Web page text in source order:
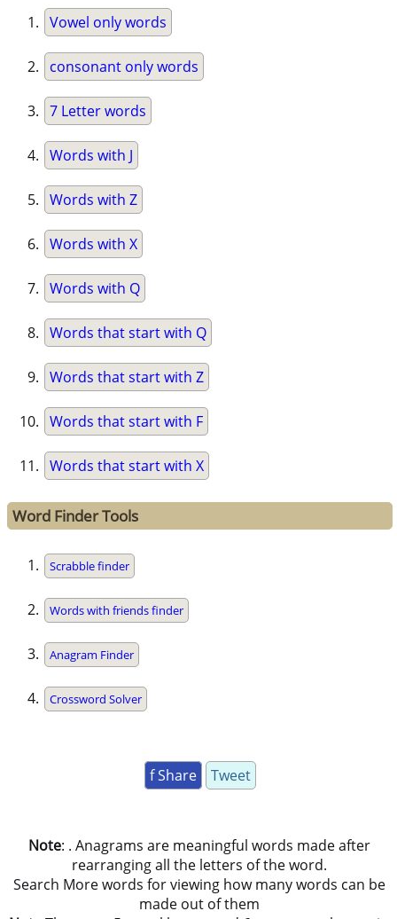
Vowel only words
consonant only words
7 Letter words
Words with J
Words with Z
Words with X
Words with Q
Words that start with Q
Words that start with Z
Words that start with F
Words that start with X
Word Finder Tools
Scrabble finder
Words with friends finder
Anagram Finder
Crossword Solver
f Share Tweet
Note: . Anagrams are meaningful words made after
rearranging all the letters of the word.
Search More words for viewing how many words can be
made out of them